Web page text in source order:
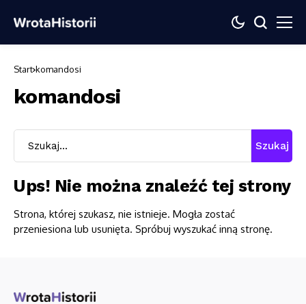
Start komandosi
komandosi
Szukaj
Ups! Nie można znaleźć tej strony
Strona, której szukasz, nie istnieje. Mogła zostać
przeniesiona lub usunięta. Spróbuj wyszukać inną stronę.